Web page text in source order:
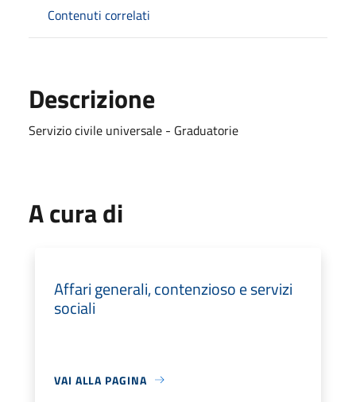
Contenuti correlati
Descrizione
Servizio civile universale - Graduatorie
A cura di
Affari generali, contenzioso e servizi
sociali
VAI ALLA PAGINA